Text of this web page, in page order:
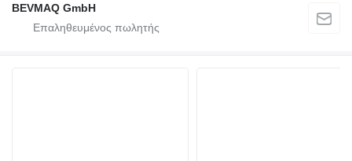
BEVMAQ GmbH